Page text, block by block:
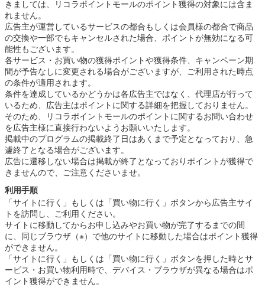
きましては、リコラポイントモールのポイント獲得の対象には含ま
れません。
広告主が運営しているサービスの都合もしくは会員様の都合で商品
の交換や一部でもキャンセルされた場合、ポイントが無効になる可
能性もございます。
各サービス・お買い物の獲得ポイントや獲得条件、キャンペーン期
間が予告なしに変更される場合がございますが、ご利用された時点
の条件が適用されます。
条件を達成しているかどうかは各広告主ではなく、代理店が行って
いるため、広告主はポイントに関する詳細を把握しておりません。
そのため、リコラポイントモールのポイントに関するお問い合わせ
を広告主様に直接行わないようお願いいたします。
掲載中のプログラムの掲載終了日はあくまで予定となっており、急
遽終了となる場合がございます。
広告に遷移しない場合は掲載が終了となっておりポイントが獲得で
きませんので、ご注意くださいませ。
利用手順
「サイトに行く」もしくは「買い物に行く」ボタンから広告主サイ
トを訪問し、ご利用ください。
サイトに移動してからお申し込みやお買い物が完了するまでの間
に、同じブラウザ（※）で他のサイトに移動した場合はポイント獲得
ができません。
「サイトに行く」もしくは「買い物に行く」ボタンを押した時とサ
ービス・お買い物利用時で、デバイス・ブラウザが異なる場合はポ
イント獲得ができません。